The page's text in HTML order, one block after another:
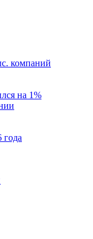
компаний
на 1%
года